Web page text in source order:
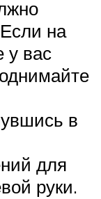
на
у вас
в
для
руки.